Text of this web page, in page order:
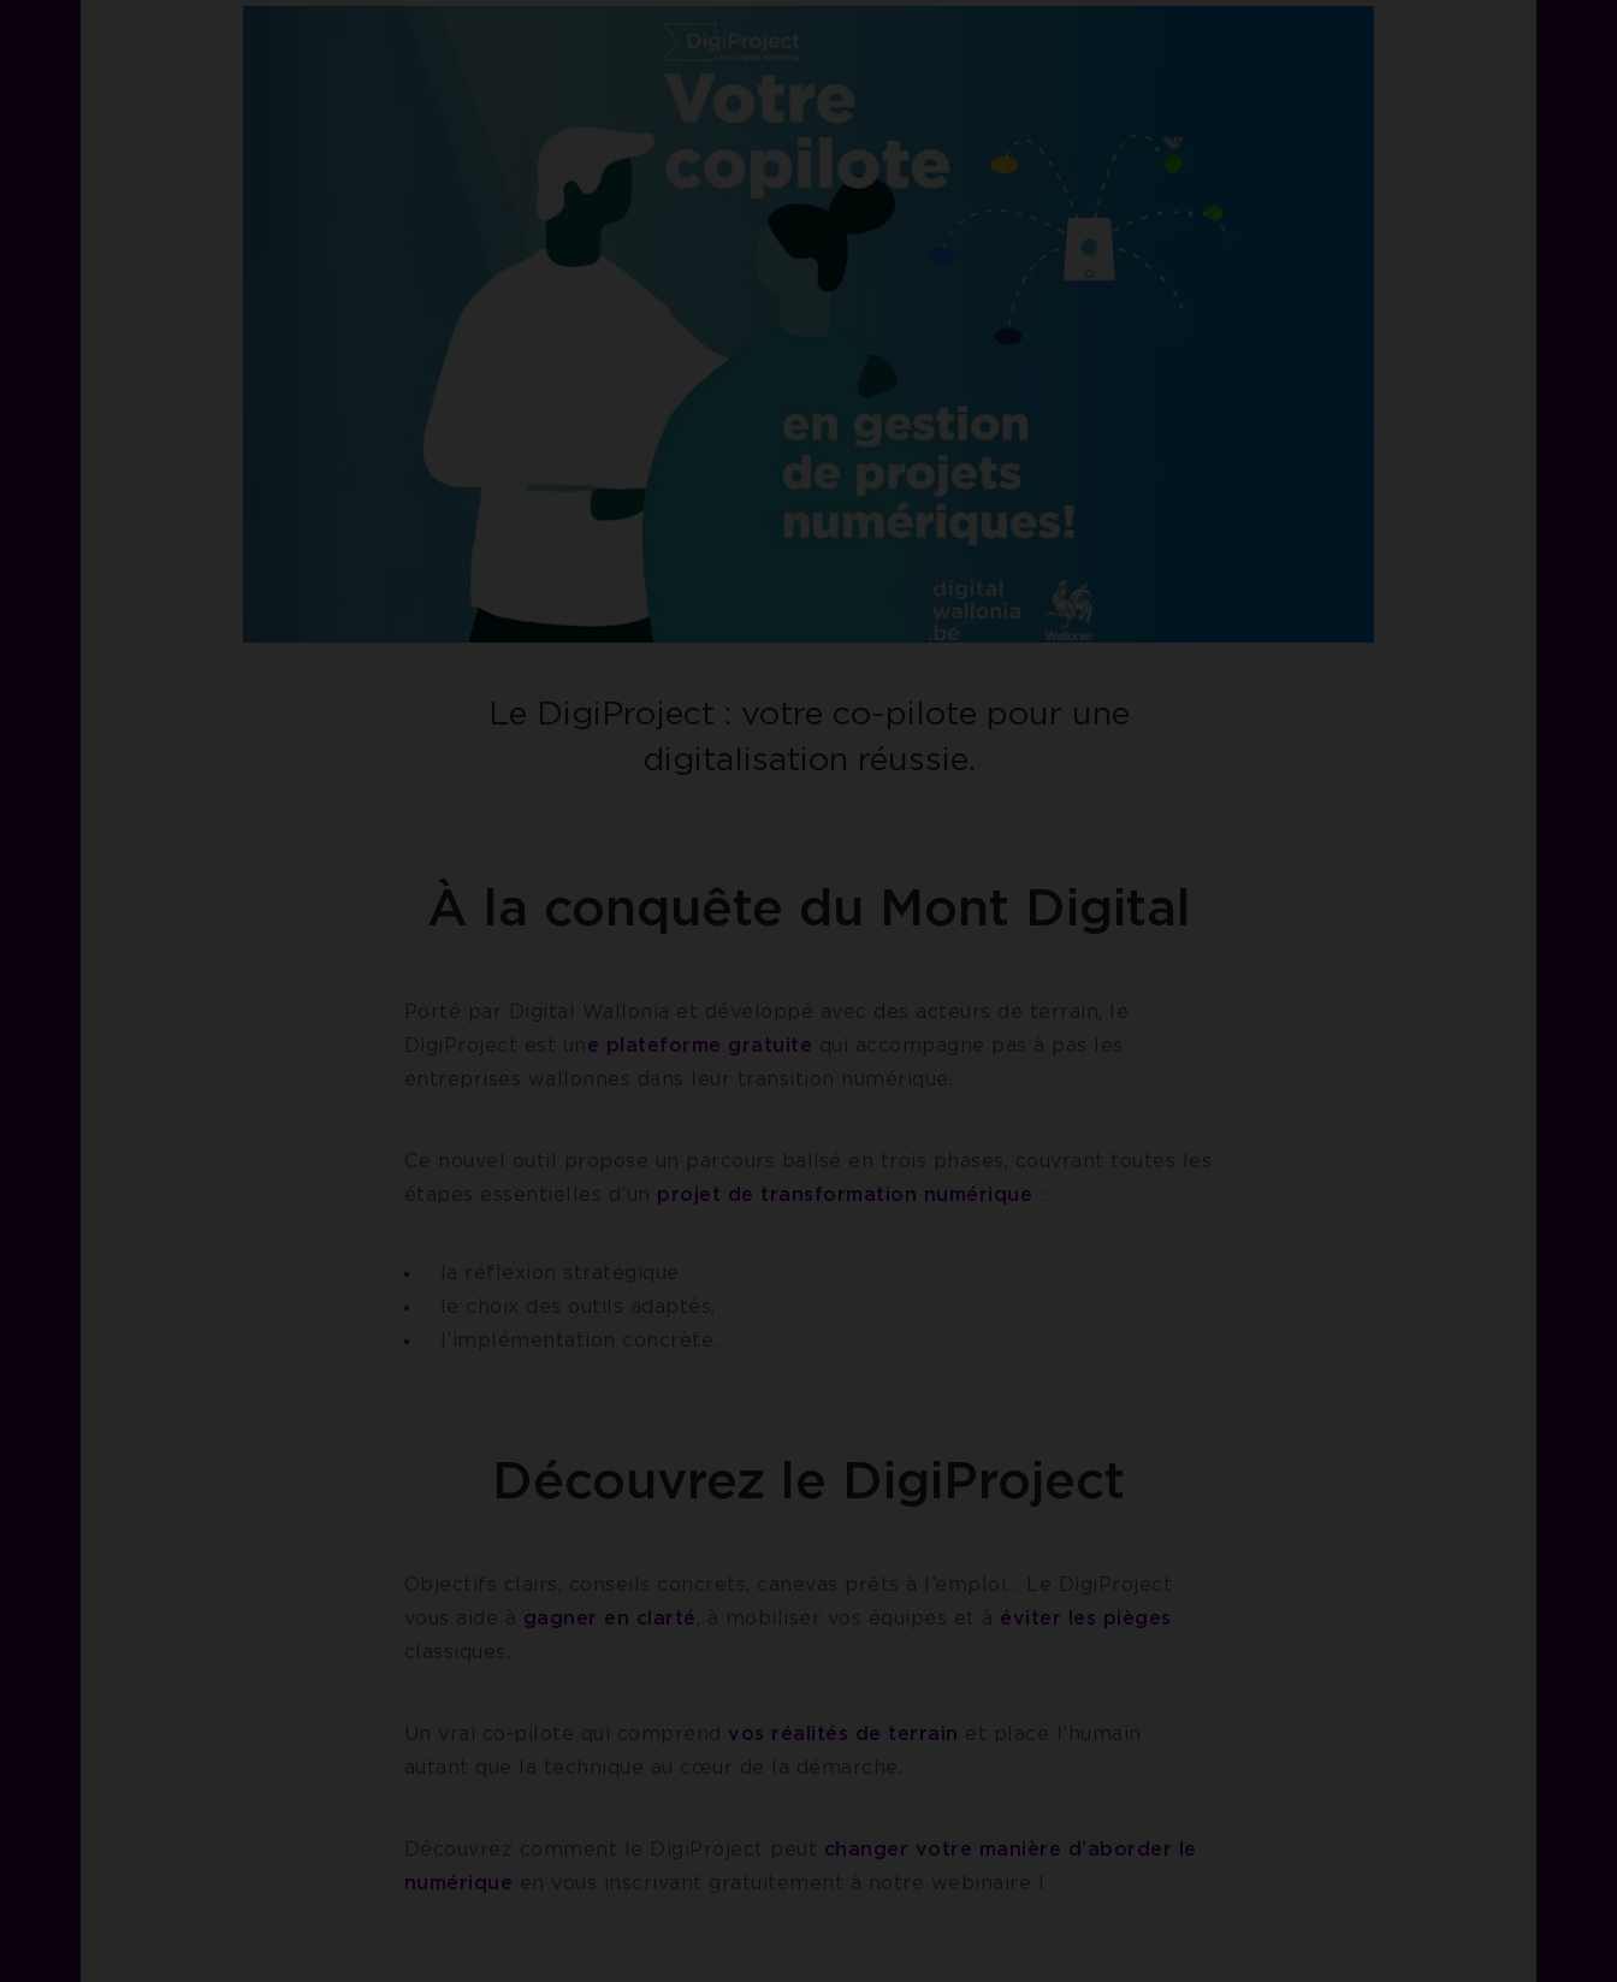
Le DigiProject : votre co-pilote pour une
digitalisation réussie.
À la conquête du Mont Digital
Porté par Digital Wallonia et développé avec des acteurs de terrain, le
DigiProject est une plateforme gratuite qui accompagne pas à pas les
entreprises wallonnes dans leur transition numérique.
Ce nouvel outil propose un parcours balisé en trois phases, couvrant toutes les
étapes essentielles d’un projet de transformation numérique :
la réflexion stratégique
le choix des outils adaptés,
l’implémentation concrète.
Découvrez le DigiProject
Objectifs clairs, conseils concrets, canevas prêts à l’emploi… Le DigiProject
vous aide à gagner en clarté , à mobiliser vos équipes et à éviter les pièges
classiques.
Un vrai co-pilote qui comprend vos réalités de terrain
et place l’humain
autant que la technique au cœur de la démarche.
Découvrez comment le DigiProject peut changer votre manière d’aborder le
numérique en vous inscrivant gratuitement à notre webinaire !
ACCEPTER LES COOKIES SÉLECTIONNÉS